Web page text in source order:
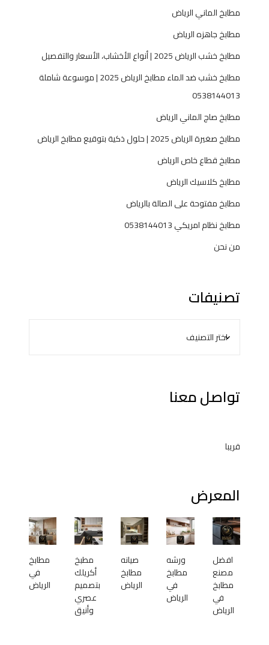
مطابخ الماني الرياض
مطابخ جاهزه الرياض
مطابخ خشب الرياض 2025 | أنواع الأخشاب، الأسعار والتفصيل
مطابخ خشب ضد الماء مطابخ الرياض 2025 | موسوعة شاملة
0538144013
مطابخ صاج الماني الرياض
مطابخ صغيرة الرياض 2025 | حلول ذكية بتوقيع مطابخ الرياض
مطابخ قطاع خاص الرياض
مطابخ كلاسيك الرياض
مطابخ مفتوحة على الصالة بالرياض
مطابخ نظام امريكي 0538144013
من نحن
تصنيفات
تواصل معنا
قريبا
المعرض
افضل
مصنع
مطابخ
في
الرياض
ورشه
مطابخ
في
الرياض
صيانه
مطابخ
الرياض
مطبخ
أكريلك
بتصميم
عصري
وأنيق
مطابخ
في
الرياض